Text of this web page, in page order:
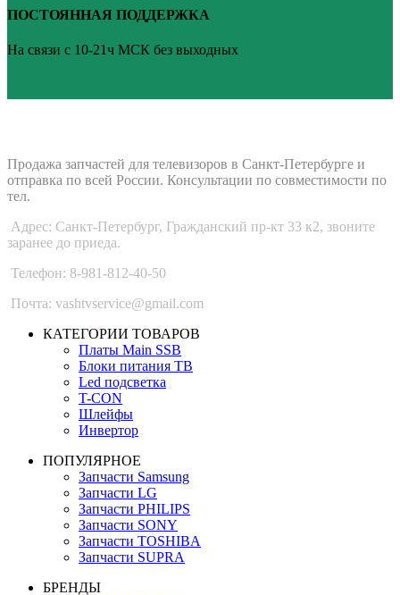
ПОСТОЯННАЯ ПОДДЕРЖКА
На связи с 10-21ч МСК без выходных
Продажа запчастей для телевизоров в Санкт-Петербурге и
отправка по всей России. Консультации по совместимости по
тел.
Адрес: Санкт-Петербург, Гражданский пр-кт 33 к2, звоните
заранее до приеда.
Телефон: 8-981-812-40-50
Почта: vashtvservice@gmail.com
КАТЕГОРИИ ТОВАРОВ
Платы Main SSB
Блоки питания ТВ
Led подсветка
T-CON
Шлейфы
Инвертор
ПОПУЛЯРНОЕ
Запчасти Samsung
Запчасти LG
Запчасти PHILIPS
Запчасти SONY
Запчасти TOSHIBA
Запчасти SUPRA
БРЕНДЫ